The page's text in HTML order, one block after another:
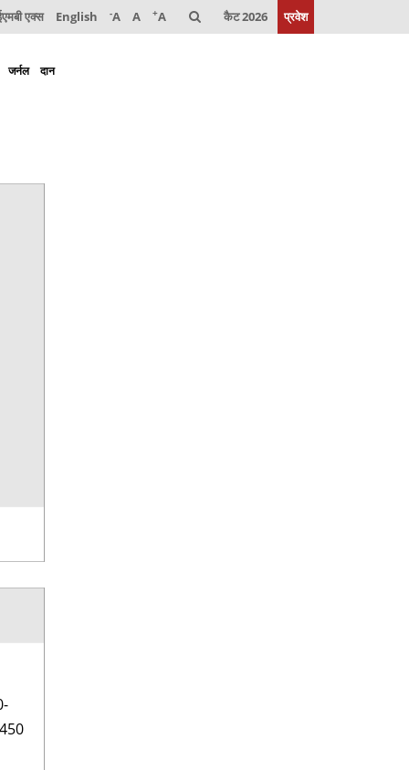
एक्स English -A A +A कैट 2026 प्रवेश
जर्नल दान